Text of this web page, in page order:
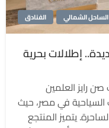
الفنادق الشمالي
إطلالات بحرية
رايز العلمين
في مصر، حيث
يتميز المنتجع